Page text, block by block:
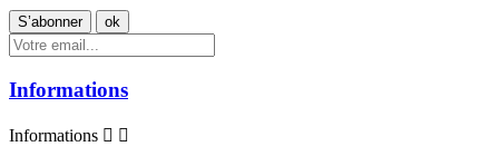
Informations
Informations  